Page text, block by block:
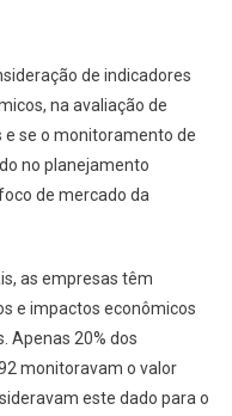
de indicadores
na avaliação de
se o monitoramento de
no planejamento
de mercado da
as empresas têm
e impactos econômicos
Apenas 20% dos
monitoravam o valor
este dado para o